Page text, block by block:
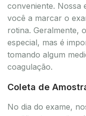
conveniente. Nossa
você a marcar o
rotina. Geralmente,
especial, mas é
tomando algum
coagulação.
Coleta de
No dia do exame,